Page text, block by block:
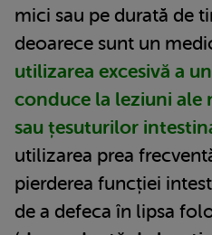
mici sau pe durată de
deoarece sunt un
utilizarea excesivă a
conduce la leziuni ale
sau țesuturilor
utilizarea prea
pierderea funcției
de a defeca în lipsa